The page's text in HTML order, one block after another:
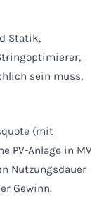
Statik,
sein muss,
(mit
PV-Anlage in MV
Nutzungsdauer
Gewinn.